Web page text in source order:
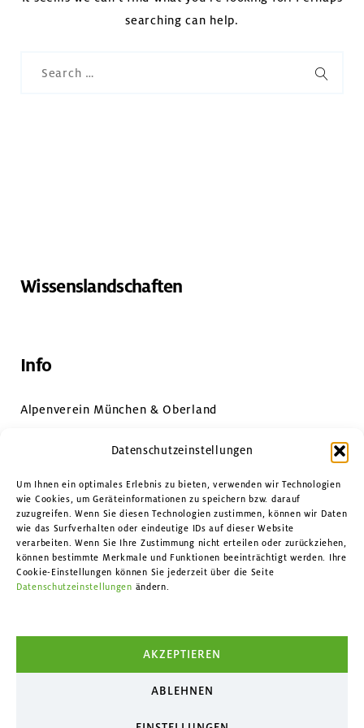
Datenschutzeinstellungen
Um Ihnen ein optimales Erlebnis zu bieten, verwenden wir Technologien
wie Cookies, um Geräteinformationen zu speichern bzw. darauf
zuzugreifen. Wenn Sie diesen Technologien zustimmen, können wir Daten
wie das Surfverhalten oder eindeutige IDs auf dieser Website
verarbeiten. Wenn Sie Ihre Zustimmung nicht erteilen oder zurückziehen,
können bestimmte Merkmale und Funktionen beeinträchtigt werden. Ihre
Cookie-Einstellungen können Sie jederzeit über die Seite
Datenschutzeinstellungen ändern.
AKZEPTIEREN
ABLEHNEN
searching can help.
Wissenslandschaften
Info
Alpenverein München & Oberland
Kontakt
Facebook